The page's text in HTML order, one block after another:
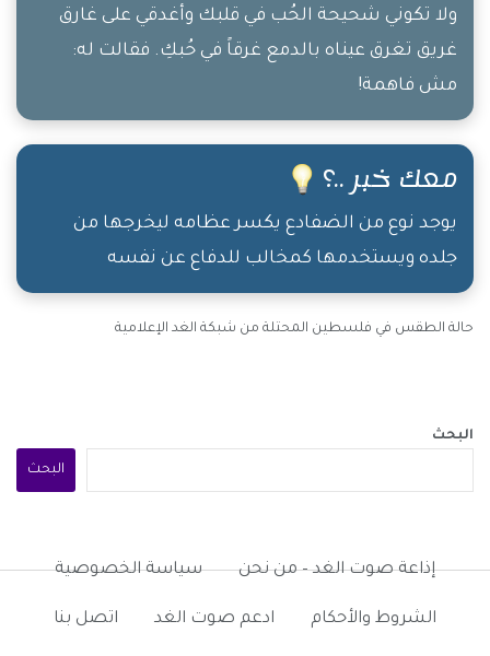
ولا تكوني شحيحة الحُب في قلبك وأغدقي على غارق
غريق تغرق عيناه بالدمع غرقاً في حُبكِ. فقالت له:
مش فاهمة!
معك خبر ..؟
يوجد نوع من الضفادع يكسر عظامه ليخرجها من
جلده ويستخدمها كمخالب للدفاع عن نفسه
حالة الطقس في فلسطين المحتلة من شبكة الغد الإعلامية
البحث
البحث
إذاعة صوت الغد – من نحن سياسة الخصوصية
الشروط والأحكام ادعم صوت الغد اتصل بنا